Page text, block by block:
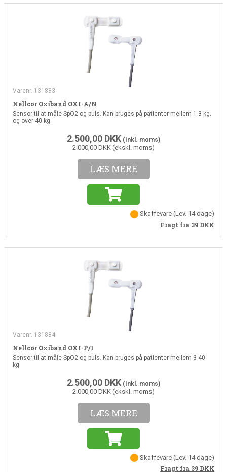
Varenr. 131883
Nellcor Oxiband OXI-A/N
Sensor til at måle SpO2 og puls. Kan bruges på patienter mellem 1-3 kg.
og over 40 kg.
2.500,00 DKK (Inkl. moms)
2.000,00 DKK (ekskl. moms)
LÆS MERE
Skaffevare(Lev. 14 dage)
Fragt fra 39 DKK
Varenr. 131884
Nellcor Oxiband OXI-P/I
Sensor til at måle SpO2 og puls. Kan bruges på patienter mellem 3-40
kg.
2.500,00 DKK (Inkl. moms)
2.000,00 DKK (ekskl. moms)
LÆS MERE
Skaffevare(Lev. 14 dage)
Fragt fra 39 DKK